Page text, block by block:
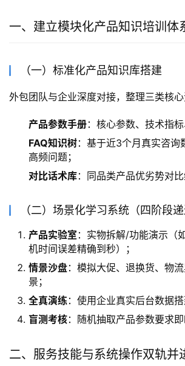
一、建立模块化产品知识培训体
（一）标准化产品知识库搭建
外包团队与企业深度对接，整理三类核心
产品参数手册：核心参数、技术指标
FAQ知识树：基于近3个月真实咨
高频问题；
对比话术库：同品类产品优劣势对比
（二）场景化学习系统（四阶段递
产品实验室 ：实物拆解/功能演示（
机时间误差精确到秒）；
情景沙盘：模拟大促、退换货、物
景；
全真演练：使用企业真实后台数据搭
盲测考核：随机抽取产品参数要求即
二、服务技能与系统操作双轨并